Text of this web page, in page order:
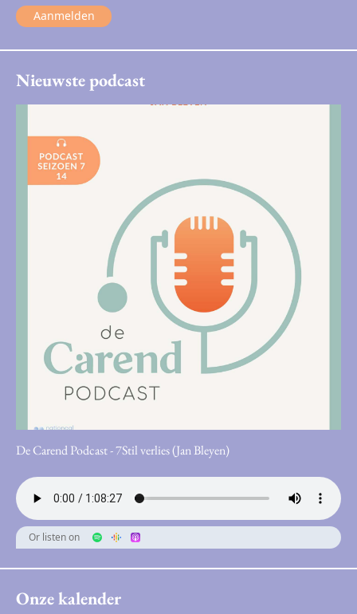
Aanmelden
Nieuwste podcast
De Carend Podcast - 7Stil verlies (Jan Bleyen)
Or listen on
Onze kalender